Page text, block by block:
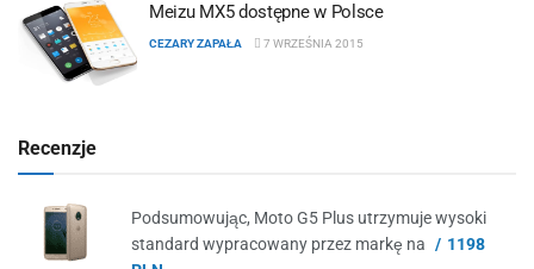
Meizu MX5 dostępne w Polsce
CEZARY ZAPAŁA 7 WRZEŚNIA 2015
Recenzje
Podsumowując, Moto G5 Plus utrzymuje wysoki
standard wypracowany przez markę na
1198